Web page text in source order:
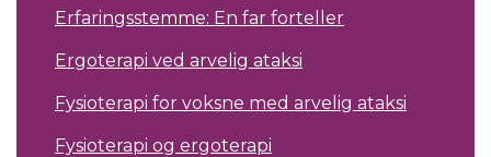
Erfaringsstemme: En far forteller
Ergoterapi ved arvelig ataksi
Fysioterapi for voksne med arvelig ataksi
Fysioterapi og ergoterapi